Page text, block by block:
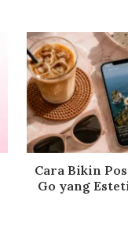
Cara Bikin
Go yang